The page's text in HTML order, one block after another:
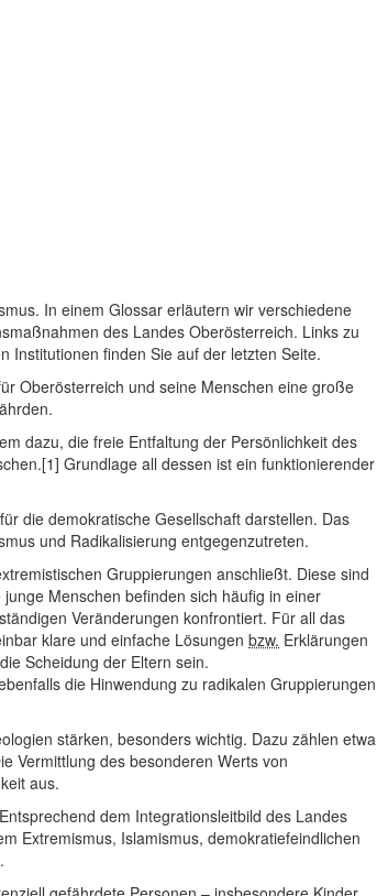
In einem Glossar erläutern wir verschiedene
des Landes Oberösterreich. Links zu
Institutionen finden Sie auf der letzten Seite.
Oberösterreich und seine Menschen eine große
dazu, die freie Entfaltung der Persönlichkeit des
Grundlage all dessen ist ein funktionierender
die demokratische Gesellschaft darstellen. Das
und Radikalisierung entgegenzutreten.
Gruppierungen anschließt. Diese sind
Menschen befinden sich häufig in einer
Veränderungen konfrontiert. Für all das
klare und einfache Lösungen bzw. Erklärungen
Scheidung der Eltern sein.
die Hinwendung zu radikalen Gruppierungen
stärken, besonders wichtig. Dazu zählen etwa
Vermittlung des besonderen Werts von
aus.
dem Integrationsleitbild des Landes
Extremismus, Islamismus, demokratiefeindlichen